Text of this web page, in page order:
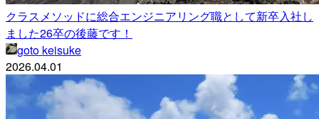
クラスメソッドに総合エンジニアリング職として新卒入社し
ました26卒の後藤です！
goto keisuke
2026.04.01